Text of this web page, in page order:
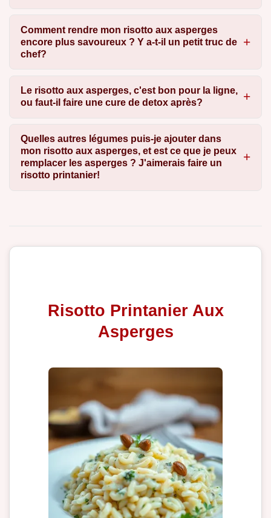
Comment rendre mon risotto aux asperges
encore plus savoureux ? Y a-t-il un petit truc de
chef?
Le risotto aux asperges, c'est bon pour la ligne,
ou faut-il faire une cure de detox après?
Quelles autres légumes puis-je ajouter dans
mon risotto aux asperges, et est ce que je peux
remplacer les asperges ? J'aimerais faire un
risotto printanier!
Risotto Printanier Aux
Asperges